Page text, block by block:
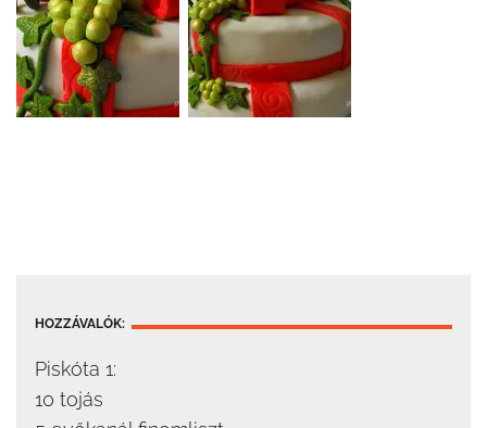
HOZZÁVALÓK:
Piskóta 1:
10 tojás